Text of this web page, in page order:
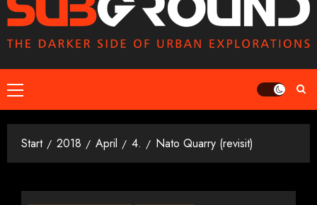
Primäres
Menü
Start 2018 April 4. Nato Quarry (revisit)